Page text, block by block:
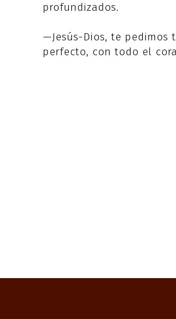
profundizados.
—Jesús-Dios, te pedimos
perfecto, con todo el